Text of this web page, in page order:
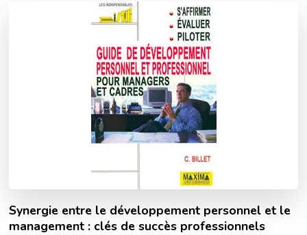
Synergie entre le développement personnel et le
management : clés de succès professionnels